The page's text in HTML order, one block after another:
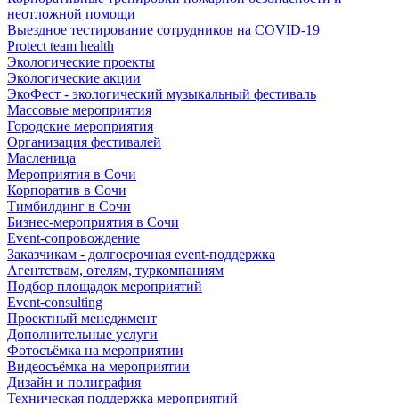
неотложной помощи
Выездное тестирование сотрудников на COVID-19
Protect team health
Экологические проекты
Экологические акции
ЭкоФест - экологический музыкальный фестиваль
Массовые мероприятия
Городские мероприятия
Организация фестивалей
Масленица
Мероприятия в Сочи
Корпоратив в Сочи
Тимбилдинг в Сочи
Бизнес-мероприятия в Сочи
Event-сопровождение
Заказчикам - долгосрочная event-поддержка
Агентствам, отелям, туркомпаниям
Подбор площадок мероприятий
Event-consulting
Проектный менеджмент
Дополнительные услуги
Фотосъёмка на мероприятии
Видеосъёмка на мероприятии
Дизайн и полиграфия
Техническая поддержка мероприятий